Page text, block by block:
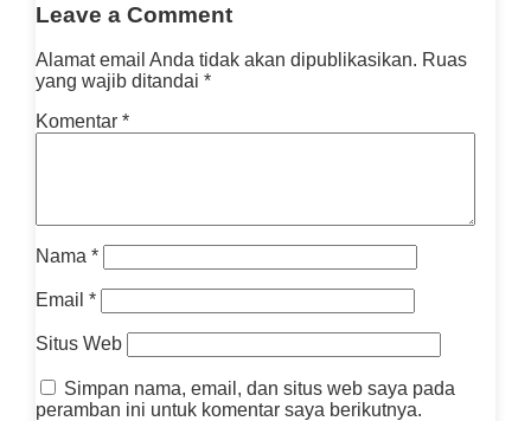
Leave a Comment
Alamat email Anda tidak akan dipublikasikan. Ruas
yang wajib ditandai *
Komentar *
Nama *
Email *
Situs Web
Simpan nama, email, dan situs web saya pada
peramban ini untuk komentar saya berikutnya.